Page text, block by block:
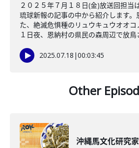
２０２５年７月１８日(金)放送回担当
琉球新報の記事の中から紹介します
た、絶滅危惧種のリュウキュウオオコ
１日夜、恩納村の県民の森周辺で放鳥
2025.07.18 |00:03:45
Other
沖縄馬文化研究